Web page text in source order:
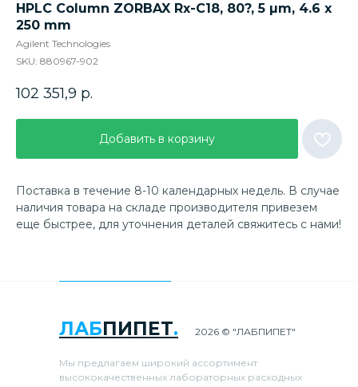
HPLC Column ZORBAX Rx-C18, 80?, 5 µm, 4.6 x
250 mm
Agilent Technologies
SKU: 880967-902
102 351,9 р.
Добавить в корзину
Поставка в течение 8-10 календарных недель. В случае
наличия товара на складе производителя привезем
еще быстрее, для уточнения деталей свяжитесь с нами!
ЛАБПИПЕТ.
Мы предлагаем широкий ассортимент
высококачественных лабораторных расходных
2026 © "ЛАБПИПЕТ"